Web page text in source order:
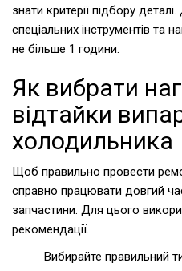
знати критерії підбору
спеціальних інструментів та
не більше 1 години.
Як вибрати
відтайки
холодильника
Щоб правильно провести
справно працювати довгий
запчастини. Для цього
рекомендації.
Вибирайте правильний